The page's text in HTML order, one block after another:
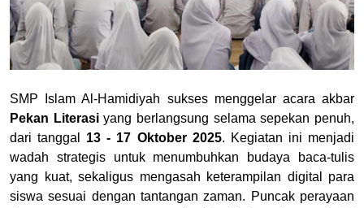
SMP Islam Al-Hamidiyah sukses menggelar acara akbar
Pekan Literasiyang berlangsung selama sepekan penuh,
dari tanggal 13 - 17 Oktober 2025. Kegiatan ini menjadi
wadah strategis untuk menumbuhkan budaya baca-tulis
yang kuat, sekaligus mengasah keterampilan digital para
siswa sesuai dengan tantangan zaman. Puncak perayaan